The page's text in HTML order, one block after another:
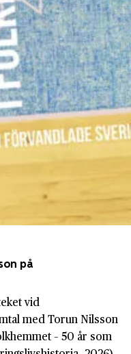
på
vid
med Torun Nilsson
– 50 år som